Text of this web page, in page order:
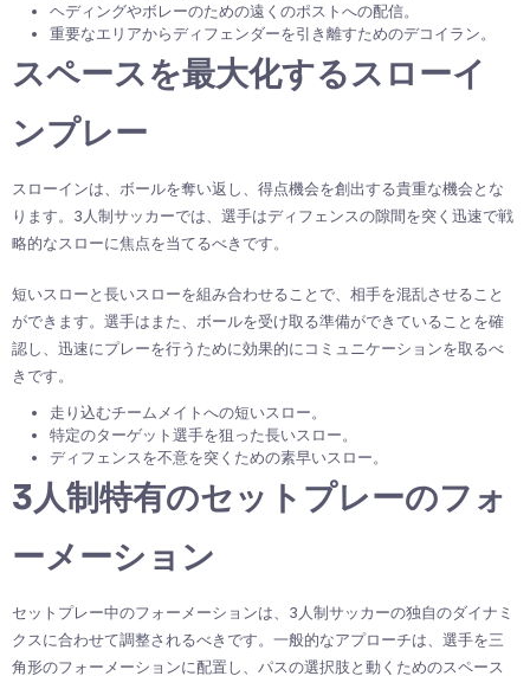
ヘディングやボレーのための遠くのポストへの配信。
重要なエリアからディフェンダーを引き離すためのデコイラン。
スペースを最大化するスローイ
ンプレー
スローインは、ボールを奪い返し、得点機会を創出する貴重な機会とな
ります。3人制サッカーでは、選手はディフェンスの隙間を突く迅速で戦
略的なスローに焦点を当てるべきです。
短いスローと長いスローを組み合わせることで、相手を混乱させること
ができます。選手はまた、ボールを受け取る準備ができていることを確
認し、迅速にプレーを行うために効果的にコミュニケーションを取るべ
きです。
走り込むチームメイトへの短いスロー。
特定のターゲット選手を狙った長いスロー。
ディフェンスを不意を突くための素早いスロー。
3人制特有のセットプレーのフォ
ーメーション
セットプレー中のフォーメーションは、3人制サッカーの独自のダイナミ
クスに合わせて調整されるべきです。一般的なアプローチは、選手を三
角形のフォーメーションに配置し、パスの選択肢と動くためのスペース